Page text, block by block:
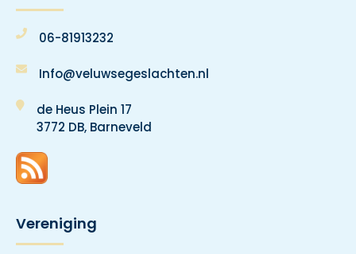
06-81913232
Info@veluwsegeslachten.nl
de Heus Plein 17
3772 DB, Barneveld
Vereniging